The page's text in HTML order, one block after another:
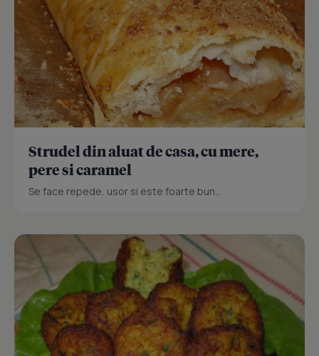
Strudel din aluat de casa, cu mere,
pere si caramel
Se face repede, usor si este foarte bun...